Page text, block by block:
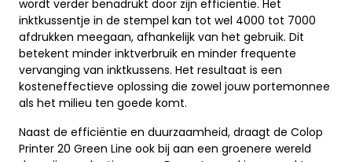
wordt verder benadrukt door zijn efficiëntie. Het
inktkussentje in de stempel kan tot wel 4000 tot 7000
afdrukken meegaan, afhankelijk van het gebruik. Dit
betekent minder inktverbruik en minder frequente
vervanging van inktkussens. Het resultaat is een
kosteneffectieve oplossing die zowel jouw portemonnee
als het milieu ten goede komt.
Naast de efficiëntie en duurzaamheid, draagt de Colop
Printer 20 Green Line ook bij aan een groenere wereld